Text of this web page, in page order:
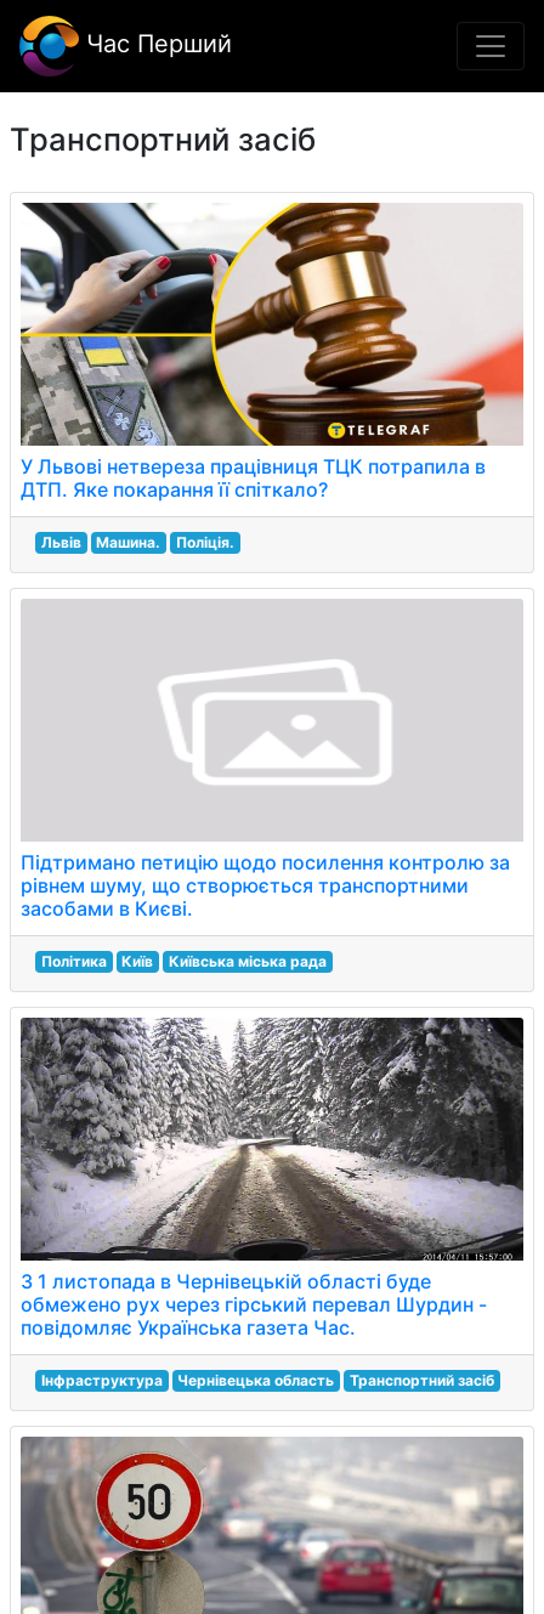
Час Перший
Транспортний засіб
У Львові нетвереза працівниця ТЦК потрапила в
ДТП. Яке покарання її спіткало?
Львів Машина. Поліція.
Підтримано петицію щодо посилення контролю за
рівнем шуму, що створюється транспортними
засобами в Києві.
Політика Київ Київська міська рада
З 1 листопада в Чернівецькій області буде
обмежено рух через гірський перевал Шурдин -
повідомляє Українська газета Час.
Інфраструктура Чернівецька область Транспортний засіб